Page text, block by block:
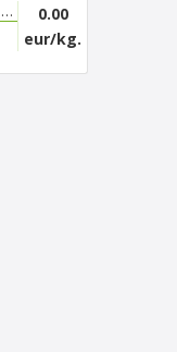
New PMK | CAS 28578-16-7 | Fas...
0.00
eur/kg.